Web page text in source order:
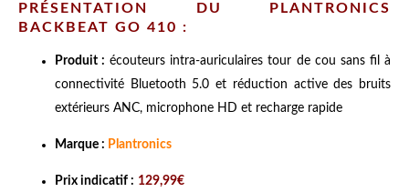
PRÉSENTATION DU PLANTRONICS
BACKBEAT GO 410 :
Produit : écouteurs intra-auriculaires tour de cou sans fil à
connectivité Bluetooth 5.0 et réduction active des bruits
extérieurs ANC, microphone HD et recharge rapide
Marque : Plantronics
Prix indicatif : 129,99€